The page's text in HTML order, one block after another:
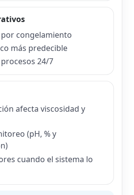
congelamiento
más predecible
24/7
afecta viscosidad y
(pH, % y
cuando el sistema lo